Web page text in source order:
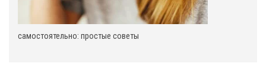
самостоятельно: простые советы